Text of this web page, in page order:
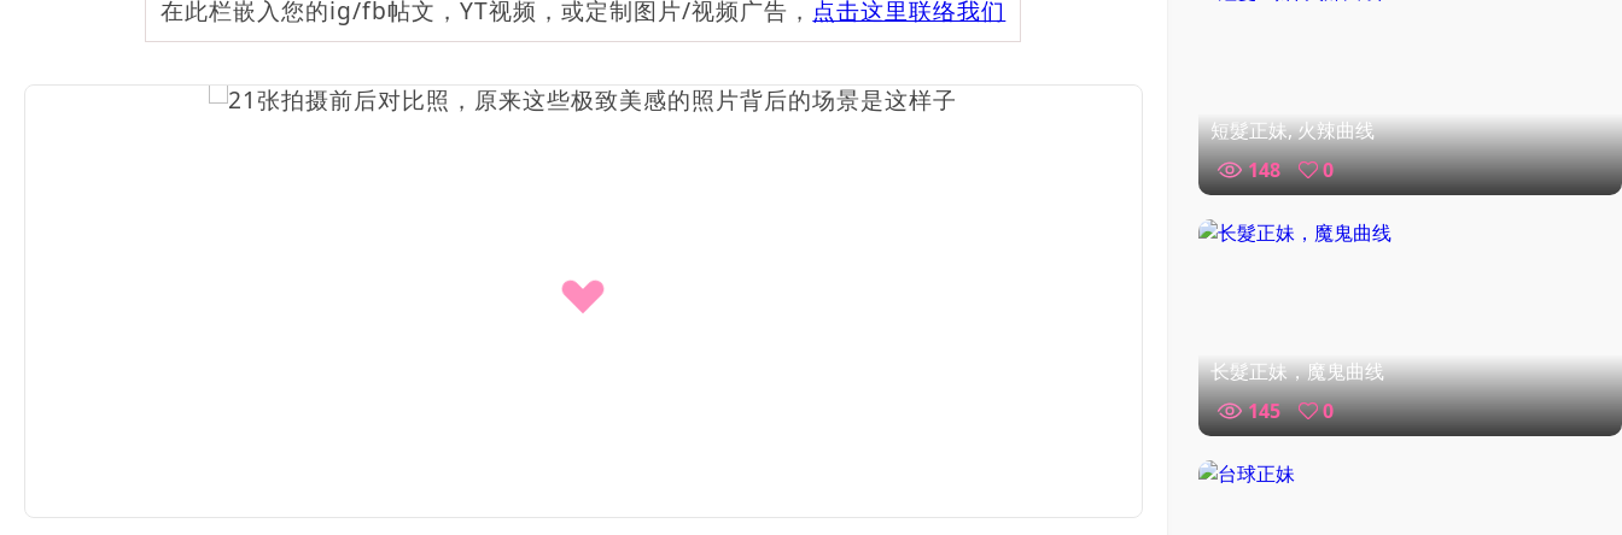
在此栏嵌入您的ig/fb帖文，YT视频，或定制图片/视频广告， 点击这里联络我们
短髮正妹, 火辣曲线
148
0
长髮正妹，魔鬼曲线
145
0